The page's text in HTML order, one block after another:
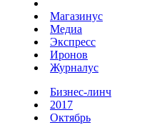
Магазинус
Медиа
Экспресс
Иронов
Журналус
Бизнес-линч
2017
Октябрь